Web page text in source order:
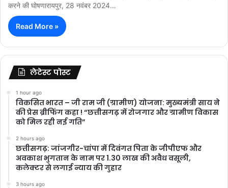
करने की घोषणारायपुर, 28 नवंबर 2024…
Read More »
लेटेस्ट पोस्ट
1 hour ago
विकसित भारत – जी राम जी (ग्रामीण) योजना: मुख्यमंत्री साय ने
की प्रेस ब्रीफिंग कहा ! “छत्तीसगढ़ में रोजगार और ग्रामीण विकास
को मिल रही नई गति”
2 hours ago
छत्तीसगढ़: जांजगीर-चांपा में दिवंगत पिता के जीपीएफ और
अवकाश भुगतान के नाम पर 1.30 लाख की अवैध वसूली,
कलेक्टर से लगाई न्याय की गुहार
3 hours ago